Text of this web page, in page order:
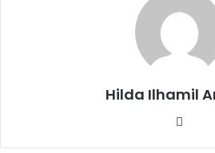
Hilda Ilhamil